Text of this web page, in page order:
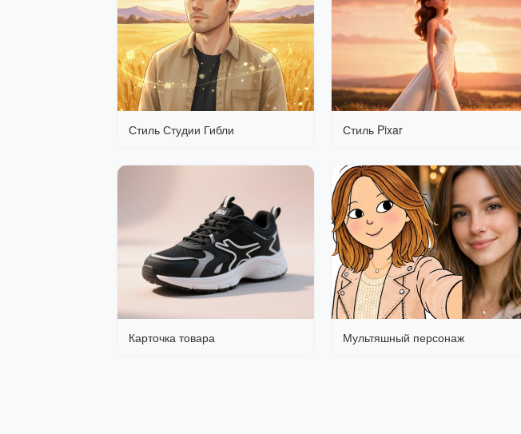
Стиль Студии Гибли Стиль Pixar
Карточка товара Мультяшный персонаж